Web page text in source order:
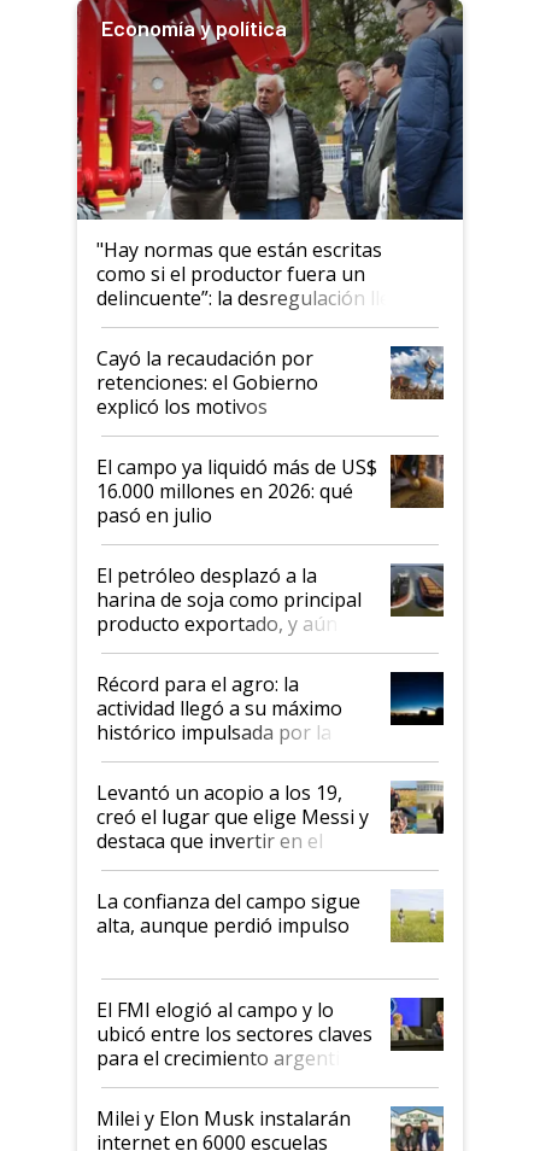
Economía y política
"Hay normas que están escritas
como si el productor fuera un
delincuente”: la desregulación llegó
al Congreso Aapresid y hasta se
habló del financiamiento al IPCVA
Cayó la recaudación por
retenciones: el Gobierno
explicó los motivos
El campo ya liquidó más de US$
16.000 millones en 2026: qué
pasó en julio
El petróleo desplazó a la
harina de soja como principal
producto exportado, y aún así
el agro aportó casi seis de cada
diez dólares y sostuvo el
liderazgo en un semestre
récord
Récord para el agro: la
actividad llegó a su máximo
histórico impulsada por la
cosecha y las exportaciones
Levantó un acopio a los 19,
creó el lugar que elige Messi y
destaca que invertir en el
kirchnerismo era como "darle
plata a un hijo para droga":
Juan Félix Rossetti, el libertario
que de una dura crisis salió
de Milei
La confianza del campo sigue
alta, aunque perdió impulso
El FMI elogió al campo y lo
ubicó entre los sectores claves
para el crecimiento argentino
Milei y Elon Musk instalarán
internet en 6000 escuelas